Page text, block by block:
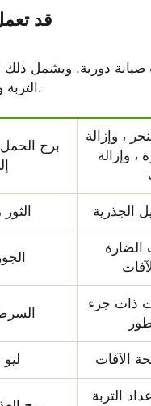
قد
دورية. ويشمل ذلك
التربة والرش من الآفات.
، وإزالة
، وإزالة
الثور ، 3-6 ،
الضارة
ذات جزء
ليو ، الآفات
التربة